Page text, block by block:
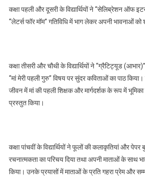
कक्षा पहली और दूसरी के विद्यार्थियों ने “सेलिब्रेशन ऑफ
“लेटर्स फॉर मॉम” गतिविधि में भाग लेकर अपनी भावनाओं को
कक्षा तीसरी और चौथी के विद्यार्थियों ने “ग्रैटिट्यूड
“मां मेरी पहली गुरु” विषय पर सुंदर कविताओं का पाठ
जीवन में मां की पहली शिक्षक और मार्गदर्शक के रूप में
प्रस्तुत किया।
कक्षा पांचवीं के विद्यार्थियों ने फूलों की कलाकृतियां और
रचनात्मकता का परिचय दिया तथा अपनी माताओं के साथ
किया। उनके प्रयासों में माताओं के प्रति गहरा प्रेम और